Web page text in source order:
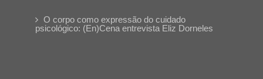
O corpo como expressão do cuidado
psicológico: (En)Cena entrevista Eliz Dorneles